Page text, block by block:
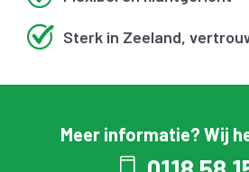
Sterk in Zeeland,
Meer informatie? Wij